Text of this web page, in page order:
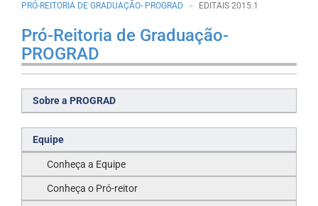
PRÓ-REITORIA DE GRADUAÇÃO- PROGRAD
EDITAIS 2015.1
Pró-Reitoria de Graduação-
PROGRAD
Sobre a PROGRAD
Equipe
Conheça a Equipe
Conheça o Pró-reitor